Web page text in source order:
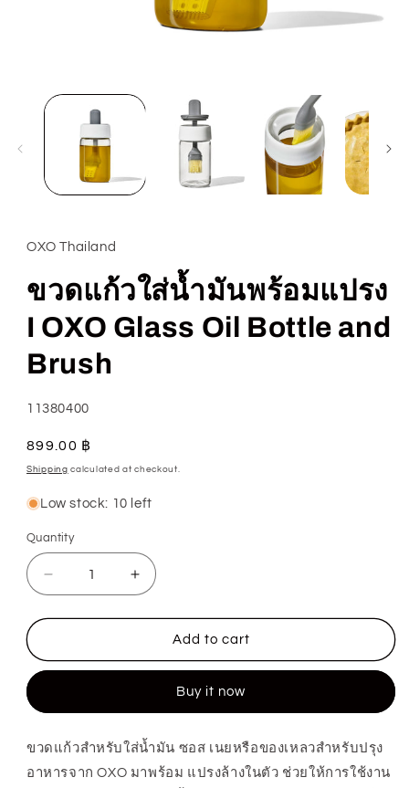
media
OXO Thailand
ขวดแก้วใส่น้ำมันพร้อมแปรง
I OXO Glass Oil Bottle and
Brush
SKU:
11380400
Regular
price
899.00 ฿
Shipping calculated at checkout.
Low stock: 10 left
Quantity
Quantity
Decrease
quantity
for
แก้ว
พร้อม
แปรง
Increase
quantity
for
แก้ว
พร้อม
แปรง
Add to cart
Buy it now
ขวดแก้วสำหรับใส่น้ำมัน ซอส เนยหรือของเหลวสำหรับปรุง
อาหารจาก OXO มาพร้อม แปรงล้างในตัว ช่วยให้การใช้งาน